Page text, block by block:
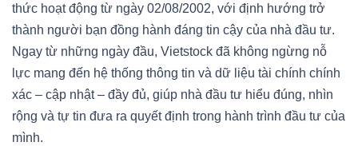
thức hoạt động từ ngày 02/08/2002, với định hướng trở
thành người bạn đồng hành đáng tin cậy của nhà đầu tư.
Ngay từ những ngày đầu, Vietstock đã không ngừng nỗ
lực mang đến hệ thống thông tin và dữ liệu tài chính chính
xác – cập nhật – đầy đủ, giúp nhà đầu tư hiểu đúng, nhìn
rộng và tự tin đưa ra quyết định trong hành trình đầu tư của
mình.